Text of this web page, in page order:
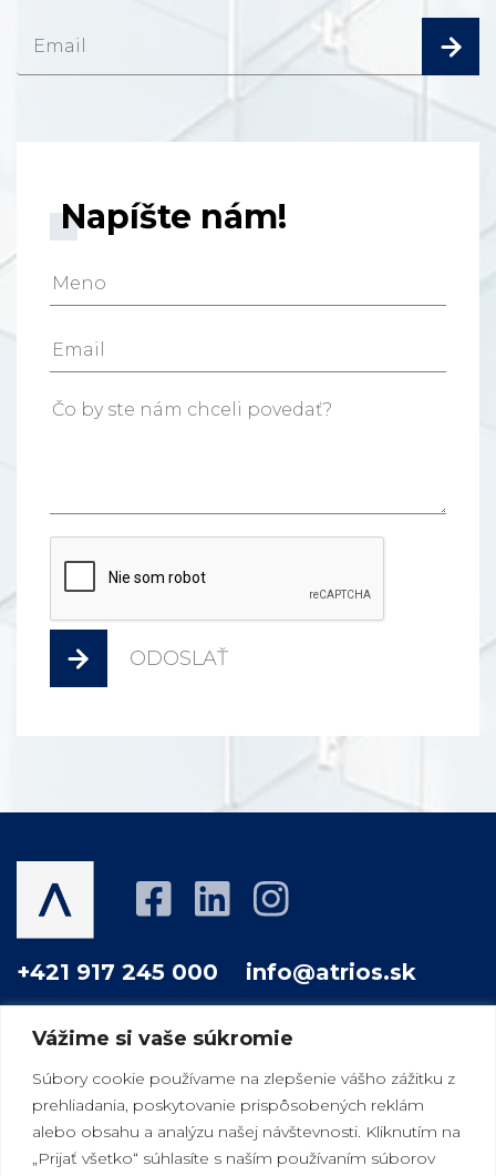
Vážime si vaše súkromie
Súbory cookie používame na zlepšenie vášho zážitku z
prehliadania, poskytovanie prispôsobených reklám
alebo obsahu a analýzu našej návštevnosti. Kliknutím na
„Prijať všetko“ súhlasíte s naším používaním súborov
Napíšte nám!
ODOSLAŤ
+421 917 245 000 info@atrios.sk
O NÁS PROJEKTY
AKO PRACUJEME
VÁŠ DOBRÝ SUSED
MAGAZÍN KONTAKT